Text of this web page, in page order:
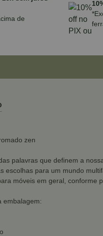
de
zen
palavras que definem a
escolhas para um mundo
móveis em geral, conforme
embalagem: